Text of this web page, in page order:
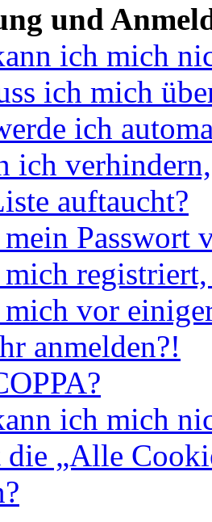
und
ich mich
ich mich
ich
ich
auftaucht?
Passwort
mich vor
anmelden?!
ich mich
„Alle